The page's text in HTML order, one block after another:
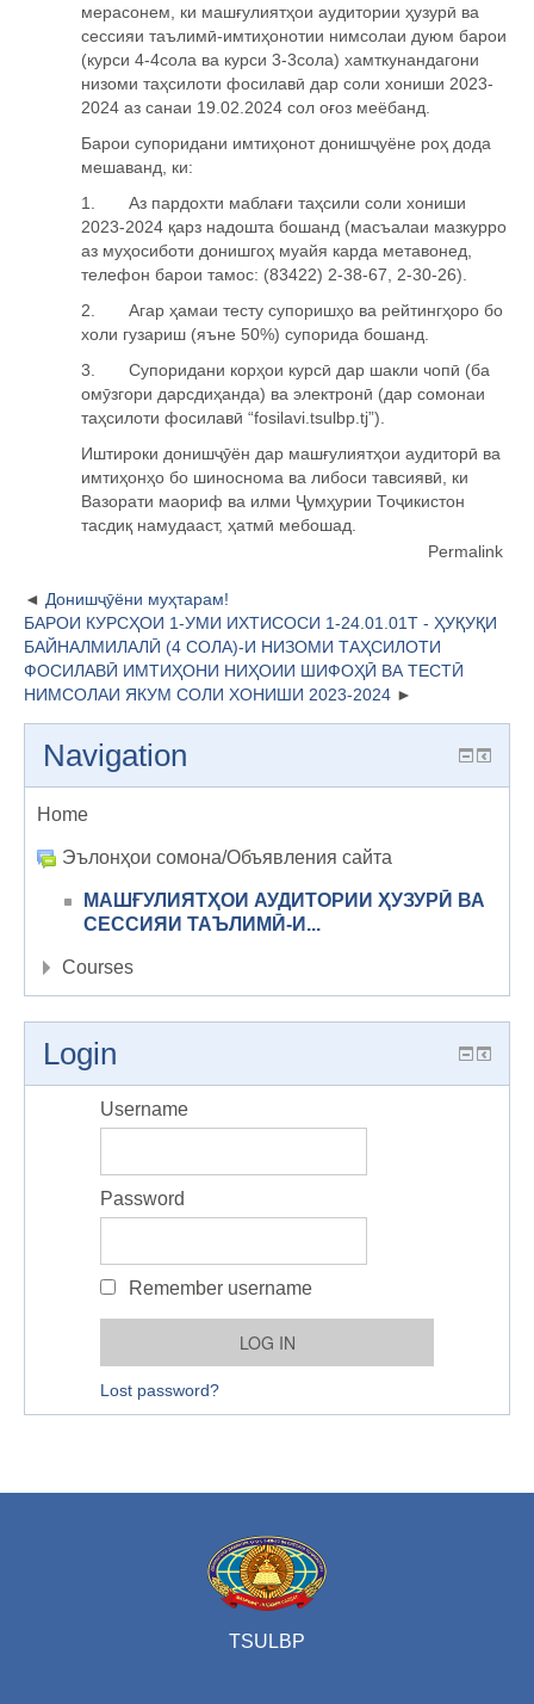
мерасонем, ки машғулиятҳои аудитории ҳузурӣ ва
сессияи таълимӣ-имтиҳонотии нимсолаи дуюм барои
(курси 4-4сола ва курси 3-3сола) хамткунандагони
низоми таҳсилоти фосилавӣ дар соли хониши 2023-
2024 аз санаи 19.02.2024 сол оғоз меёбанд.
Барои супоридани имтиҳонот донишҷуёне роҳ дода
мешаванд, ки:
1. Аз пардохти маблағи таҳсили соли хониши
2023-2024 қарз надошта бошанд (масъалаи мазкурро
аз муҳосиботи донишгоҳ муайя карда метавонед,
телефон барои тамос: (83422) 2-38-67, 2-30-26).
2.
Агар ҳамаи тесту супоришҳо ва рейтингҳоро бо
холи гузариш (яъне 50%) супорида бошанд.
3.
Супоридани корҳои курсӣ дар шакли чопӣ (ба
омӯзгори дарсдиҳанда) ва электронӣ (дар сомонаи
таҳсилоти фосилавӣ “fosilavi tsulbp tj”).
Иштироки донишҷӯён дар машғулиятҳои аудиторӣ ва
имтиҳонҳо бо шиноснома ва либоси тавсиявӣ , ки
Вазорати маориф ва илми Ҷумҳурии Тоҷикистон
тасдиқ намудааст, ҳатмӣ мебошад.
Permalink
Донишҷӯёни муҳтарам!
БАРОИ КУРСҲОИ 1-УМИ ИХТИСОСИ 1-24.01.01Т - ҲУҚУҚИ
БАЙНАЛМИЛАЛӢ (4 СОЛА)-И НИЗОМИ ТАҲСИЛОТИ
ФОСИЛАВӢ ИМТИҲОНИ НИҲОИИ ШИФОҲӢ ВА ТЕСТӢ
НИМСОЛАИ ЯКУМ СОЛИ ХОНИШИ 2023-2024
Navigation
Home
Эълонҳои сомона/Объявления сайта
МАШҒУЛИЯТҲОИ АУДИТОРИИ ҲУЗУРӢ ВА
СЕССИЯИ ТАЪЛИМӢ-И...
Courses
Login
Username
Password
Remember username
Lost password?
TSULBP